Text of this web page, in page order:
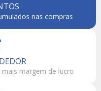
nas compras
margem de lucro